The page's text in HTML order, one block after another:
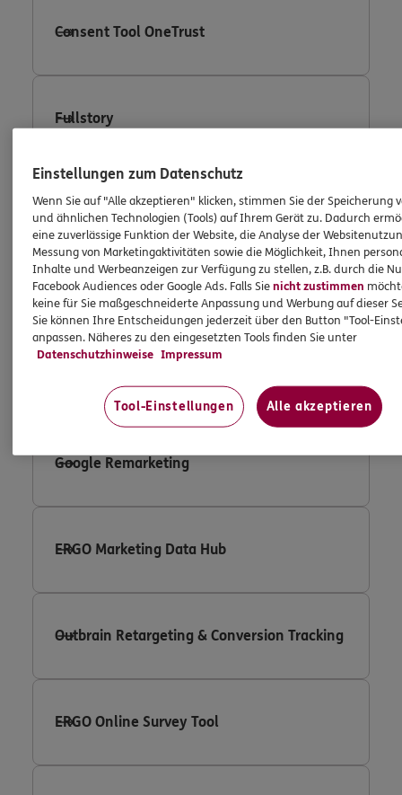
Consent Tool OneTrust
Fullstory
Facebook Conversion Tracking
Facebook Custom Audience
Google Remarketing
ERGO Marketing Data Hub
Outbrain Retargeting & Conversion Tracking
ERGO Online Survey Tool
Einstellungen zum Datenschutz
Wenn Sie auf "Alle akzeptieren" klicken, stimmen Sie der Speicherung
und ähnlichen Technologien (Tools) auf Ihrem Gerät zu. Dadurch
eine zuverlässige Funktion der Website, die Analyse der
Messung von Marketingaktivitäten sowie die Möglichkeit, Ihnen
Inhalte und Werbeanzeigen zur Verfügung zu stellen, z.B. durch die
Facebook Audiences oder Google Ads. Falls Sienicht zustimmen
keine für Sie maßgeschneiderte Anpassung und Werbung auf dieser
Sie können Ihre Entscheidungen jederzeit über den Button "Tool-
anpassen. Näheres zu den eingesetzten Tools finden Sie unter
Datenschutzhinweise Impressum
Tool-Einstellungen Alle akzeptieren